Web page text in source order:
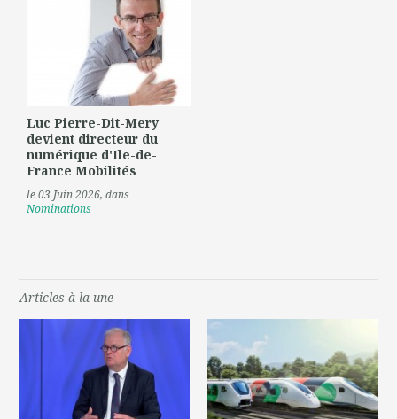
Luc Pierre-Dit-Mery
devient directeur du
numérique d'Ile-de-
France Mobilités
le 03 Juin 2026, dans
Nominations
Articles à la une